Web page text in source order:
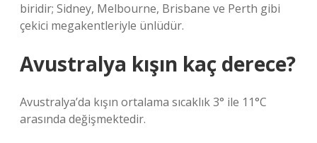
biridir; Sidney, Melbourne, Brisbane ve Perth gibi
çekici megakentleriyle ünlüdür.
Avustralya kışın kaç derece?
Avustralya’da kışın ortalama sıcaklık 3° ile 11°C
arasında değişmektedir.